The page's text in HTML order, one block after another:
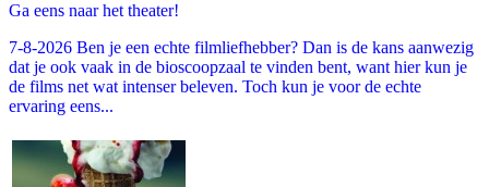
Ga eens naar het theater!
7-8-2026 Ben je een echte filmliefhebber? Dan is de kans aanwezig
dat je ook vaak in de bioscoopzaal te vinden bent, want hier kun je
de films net wat intenser beleven. Toch kun je voor de echte
ervaring eens...